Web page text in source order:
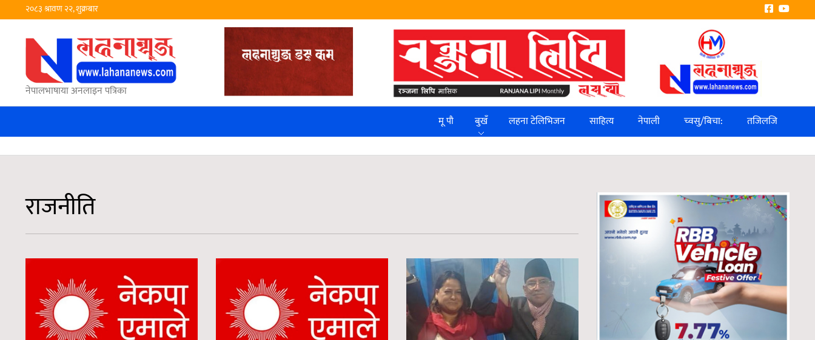
२०८३ श्रावण २२, शुक्रबार
नेपालभाषाया अनलाइन पत्रिका
मू पौ
बुखँ लहना टेलिभिजन साहित्य नेपाली च्वसु/बिचा: तजिलजि
राजनीति